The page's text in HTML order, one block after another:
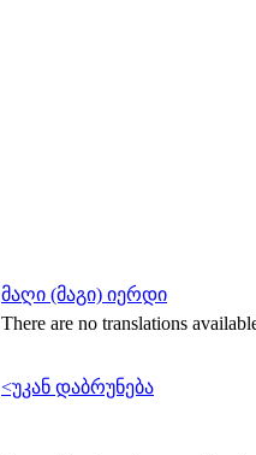
მაღი (მაგი) იერდი
There are no translations
<უკან დაბრუნება